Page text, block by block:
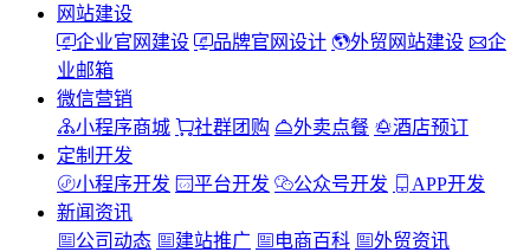
网站建设
企业官网建设
品牌官网设计 外贸网站建设
企
业邮箱
微信营销
小程序商城
社群团购 外卖点餐
酒店预订
定制开发
小程序开发
平台开发 公众号开发
APP开发
新闻资讯
公司动态
建站推广 电商百科
外贸资讯